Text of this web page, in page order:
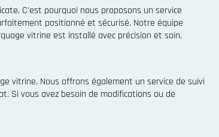
C'est pourquoi nous proposons un service
positionné et sécurisé. Notre équipe
vitrine est installé avec précision et soin.
vitrine. Nous offrons également un service de suivi
Si vous avez besoin de modifications ou de